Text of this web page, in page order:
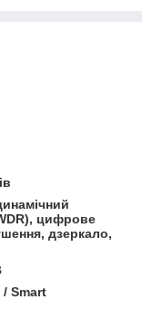
цифрове
дзеркало,
/ Smart